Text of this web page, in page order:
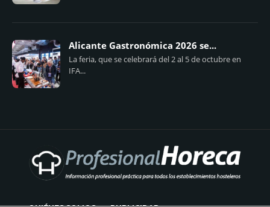
Alicante Gastronómica 2026 se...
La feria, que se celebrará del 2 al 5 de octubre en
IFA...